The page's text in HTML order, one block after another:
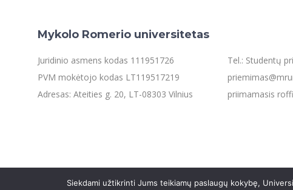
Mykolo Romerio universitetas
Juridinio asmens kodas 111951726
PVM mokėtojo kodas LT119517219
Adresas: Ateities g. 20, LT-08303 Vilnius
Tel.: Studentų
priimamasis
Siekdami užtikrinti Jums teikiamų paslaugų kokybę,